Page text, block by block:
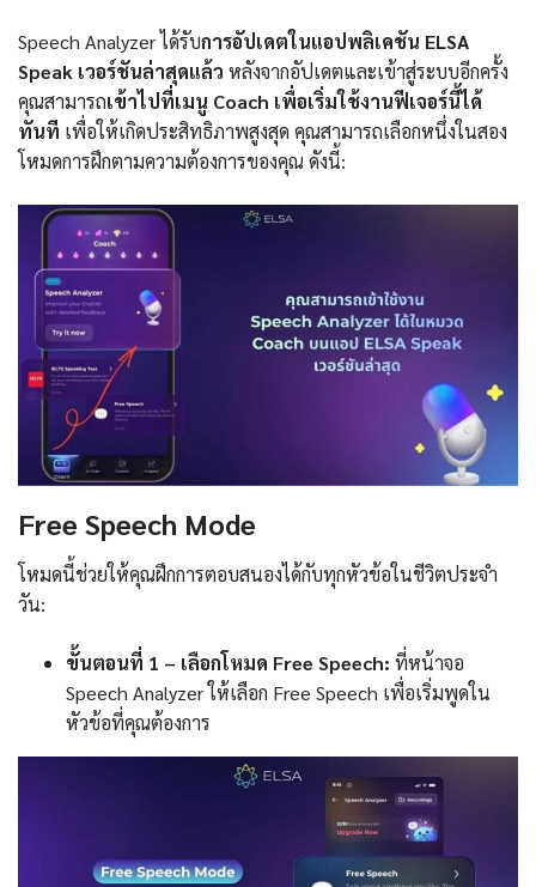
Speech Analyzer ได้รับการอัปเดตในแอปพลิเคชัน ELSA
Speak เวอร์ชันล่าสุดแล้ว หลังจากอัปเดตและเข้าสู่ระบบอีกครั้ง
คุณสามารถเข้าไปที่เมนู Coach เพื่อเริ่มใช้งานฟีเจอร์นี้ได้
ทันที เพื่อให้เกิดประสิทธิภาพสูงสุด คุณสามารถเลือกหนึ่งในสอง
โหมดการฝึกตามความต้องการของคุณ ดังนี้:
Free Speech Mode
โหมดนี้ช่วยให้คุณฝึกการตอบสนองได้กับทุกหัวข้อในชีวิตประจำ
วัน:
ขั้นตอนที่ 1 – เลือกโหมด Free Speech: ที่หน้าจอ
Speech Analyzer ให้เลือก Free Speech เพื่อเริ่มพูดใน
หัวข้อที่คุณต้องการ